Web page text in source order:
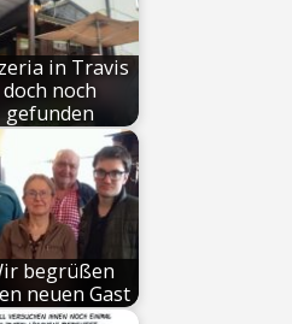
in Travis
doch noch
gefunden
begrüßen
neuen Gast